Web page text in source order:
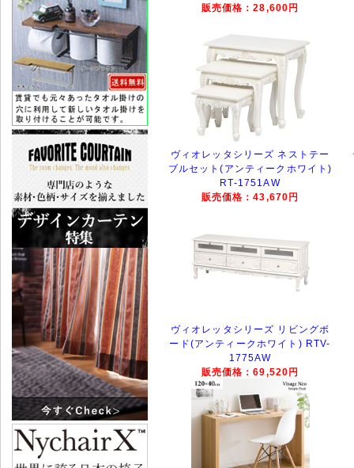
販売価格：28,600円
ヴィオレッタシリーズ ネストテー
ブルセット(アンティークホワイト)
RT-1751AW
販売価格：43,670円
ヴィオレッタシリーズ リビングボ
ード(アンティークホワイト) RTV-
1775AW
販売価格：69,520円